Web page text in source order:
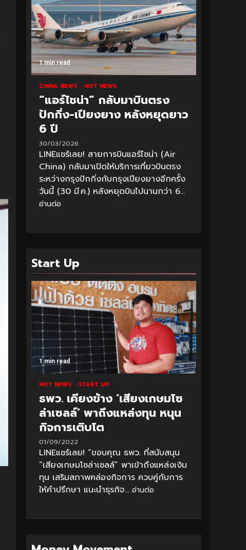
1 min read
CHINA NEWS HOT NEWS
“แอร์ไชน่า” กลับมาบินตรง
ปักกิ่ง-เปียงยาง หลังหยุดยาว
6 ปี
30/03/2026
LINEแชร์เลย! สายการบินแอร์ไชน่า (Air
China) กลับมาเปิดให้บริการเที่ยวบินตรง
ระหว่างกรุงปักกิ่งกับกรุงเปียงยางอีกครั้ง
วันนี้ (30 มี.ค.) หลังหยุดบินไปนานกว่า 6...
อ่านต่อ
Start Up
1 min read
HOT NEWS START UP
ธพว. เคียงข้าง ‘เสียงเกษมโซ
ล่าเซลล์’ พาถึงแหล่งทุน หนุน
กิจการเติบโต
01/09/2022
LINEแชร์เลย! “ขอบคุณ ธพว. ที่สนับสนุน
“เสียงเกษมโซล่าเซลล์” พาเข้าถึงแหล่งเงิน
ทุน เสริมสภาพคล่องกิจการ ควบคู่กับการ
ให้คำปรึกษา แนะนำธุรกิจ... อ่านต่อ